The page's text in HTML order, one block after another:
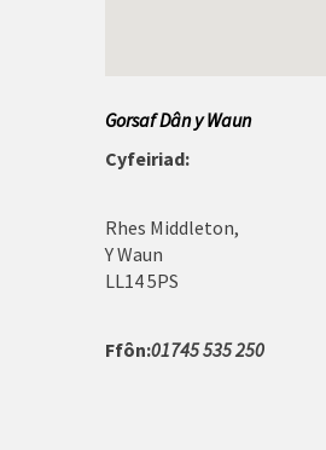
Caernarfon
Conwy
Gorsaf Dân y Waun
Cyfeiriad:
Rhes Middleton,
Y
LL14 5PS
Ffôn:01745 535 250